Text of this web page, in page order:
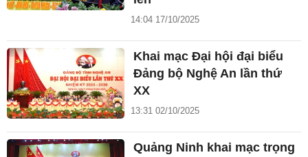
14:04 17/10/2025
Khai mạc Đại hội đại biểu
Đảng bộ Nghệ An lần thứ
XX
13:31 02/10/2025
Quảng Ninh khai mạc trọng